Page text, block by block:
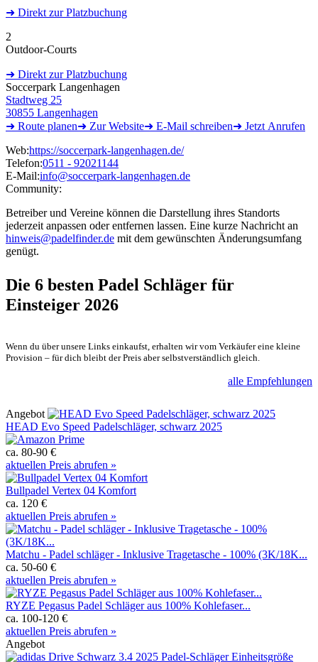
➜ Direkt zur Platzbuchung
2
Outdoor-Courts
➜ Direkt zur Platzbuchung
Soccerpark Langenhagen
Stadtweg 25
30855 Langenhagen
➜ Route planen➜ ZurWebsite➜ E-Mail schreiben➜ Jetzt Anrufen
Web:https://soccerpark-langenhagen.de/
Telefon:0511 - 92021144
E-Mail:info@soccerpark-langenhagen.de
Community:
Betreiber und Vereine können die Darstellung ihres Standorts
jederzeit anpassen oder entfernen lassen. Eine kurze Nachricht an
hinweis@padelfinder.de mit dem gewünschten Änderungsumfang
genügt.
Die 6 besten Padel Schläger für
Einsteiger 2026
Wenn du über unsere Links einkaufst, erhalten wir vom Verkäufer eine kleine
Provision – für dich bleibt der Preis aber selbstverständlich gleich.
alle Empfehlungen
Angebot
HEAD Evo Speed Padelschläger, schwarz 2025
ca. 80-90 €
aktuellen Preis abrufen »
Bullpadel Vertex 04 Komfort
ca. 120 €
aktuellen Preis abrufen »
Matchu - Padel schläger - Inklusive Tragetasche - 100% (3K/18K...
ca. 50-60 €
aktuellen Preis abrufen »
RYZE Pegasus Padel Schläger aus 100% Kohlefaser...
ca. 100-120 €
aktuellen Preis abrufen »
Angebot